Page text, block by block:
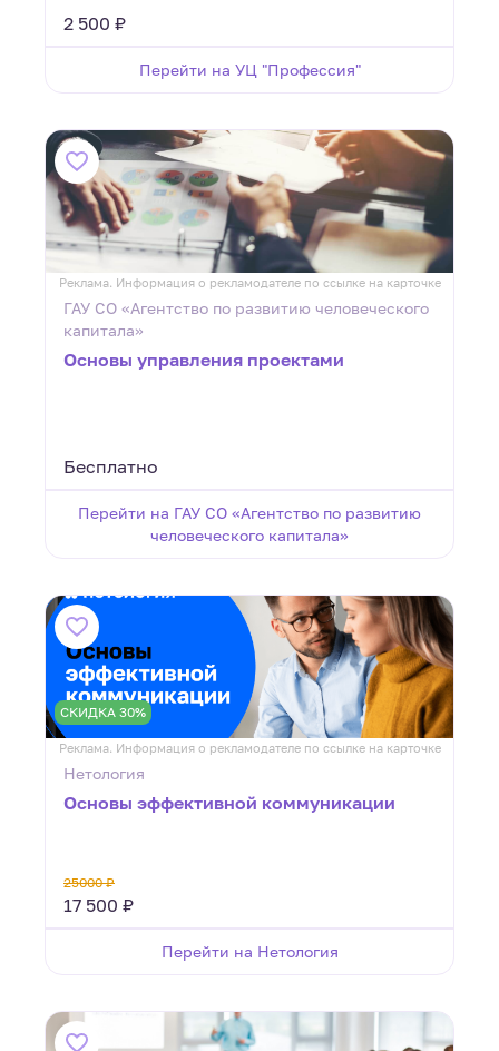
2 500 ₽
Перейти на УЦ "Профессия"
Реклама. Информация о рекламодателе по ссылке на карточке
ГАУ СО «Агентство по развитию человеческого
капитала»
Основы управления проектами
Бесплатно
Перейти на ГАУ СО «Агентство по развитию
человеческого капитала»
СКИДКА 30%
Реклама. Информация о рекламодателе по ссылке на карточке
Нетология
Основы эффективной коммуникации
25000 ₽
17 500 ₽
Перейти на Нетология